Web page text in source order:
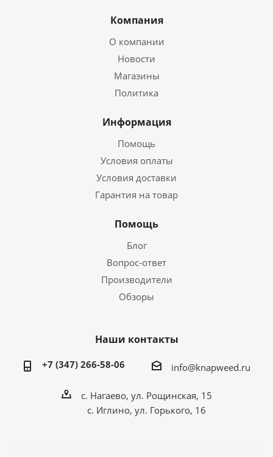
Компания
О компании
Новости
Магазины
Политика
Информация
Помощь
Условия оплаты
Условия доставки
Гарантия на товар
Помощь
Блог
Вопрос-ответ
Производители
Обзоры
Наши контакты
+7 (347) 266-58-06 info@knapweed.ru
с. Нагаево, ул. Рощинская, 15
с. Иглино, ул. Горького, 16